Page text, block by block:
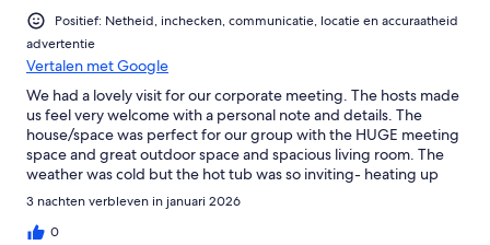
Positief: Netheid, inchecken, communicatie, locatie en accuraatheid
advertentie
Vertalen met Google
We had a lovely visit for our corporate meeting. The hosts made
us feel very welcome with a personal note and details. The
house/space was perfect for our group with the HUGE meeting
space and great outdoor space and spacious living room. The
weather was cold but the hot tub was so inviting- heating up
very quickly from the app any time we needed it. The spacious
kitchen is a great place to gather and had everything that we
needed. Parking was ample and the location was very nearby
3 nachten verbleven in januari 2026
0